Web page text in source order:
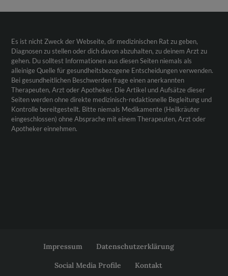
Es ist nicht Zweck der Webseite, dir medizinischen Rat zu geben,
Diagnosen zu stellen oder dich davon abzuhalten, zu deinem Arzt zu
gehen. Du solltest Informationen aus diesen Seiten niemals als
alleinige Quelle für gesundheitsbezogene Entscheidungen verwenden.
Bei gesundheitlichen Beschwerden frage einen anerkannten
Therapeuten, Arzt oder Apotheker. Die Artikel und Aufsätze dieser
Seiten werden ohne direkte medizinisch-redaktionelle Begleitung und
Kontrolle bereitgestellt. Bitte niemals Medikamente (Heilkräuter
eingeschlossen) ohne Absprache mit einem Therapeuten, Arzt oder
Apotheker einnehmen.
Impressum Datenschutzerklärung
Social Media Profile Kontakt